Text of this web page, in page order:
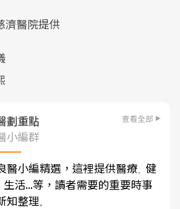
濟醫院提供
劃重點 查看全部
小編群
醫小編精選，這裡提供醫療、 健
生活...等，讀者需要的重要時事
知整理。